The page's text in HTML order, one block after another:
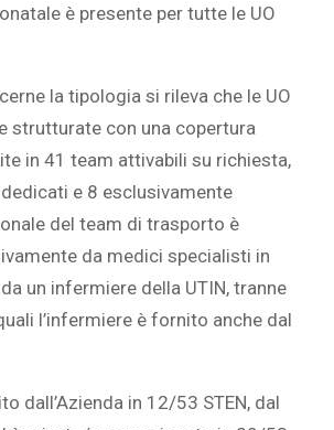
è presente per tutte le UO
la tipologia si rileva che le UO
strutturate con una copertura
in 41 team attivabili su richiesta,
e 8 esclusivamente
del team di trasporto è
da medici specialisti in
un infermiere della UTIN, tranne
l’infermiere è fornito anche dal
dall’Azienda in 12/53 STEN, dal